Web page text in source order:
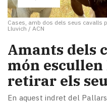
Cases, amb dos dels seus cavalls
Lluvich / ACN
Amants dels
món
retirar els
En aquest indret del